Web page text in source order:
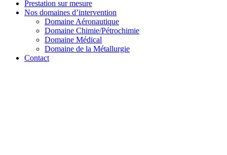
Prestation sur mesure
Nos domaines d’intervention
Domaine Aéronautique
Domaine Chimie/Pétrochimie
Domaine Médical
Domaine de la Métallurgie
Contact